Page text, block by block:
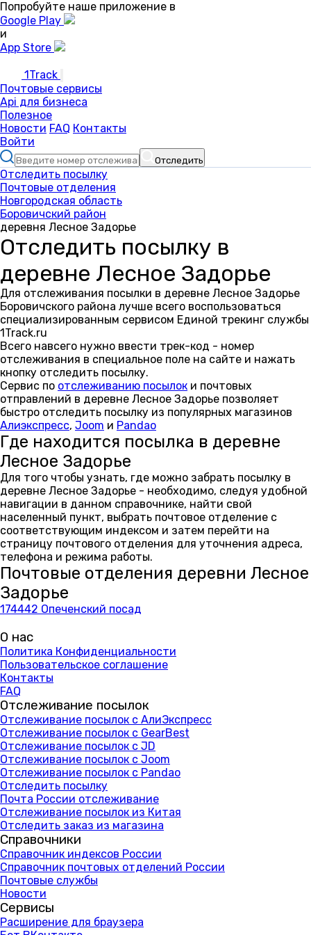
Попробуйте наше приложение в
Google Play
и
App Store
1Track
Почтовые сервисы
Api для бизнеса
Полезное
Новости FAQ Контакты
Войти
Отследить
Отследить посылку
Почтовые отделения
Новгородская область
Боровичский район
деревня Лесное Задорье
Отследить посылку в
деревне Лесное Задорье
Для отслеживания посылки в деревне Лесное Задорье
Боровичского района лучше всего воспользоваться
специализированным сервисом Единой трекинг службы
1Track.ru
Всего навсего нужно ввести трек-код - номер
отслеживания в специальное поле на сайте и нажать
кнопку отследить посылку.
Сервис по отслеживанию посылок и почтовых
отправлений в деревне Лесное Задорье позволяет
быстро отследить посылку из популярных магазинов
Алиэкспресс, Joom и Pandao
Где находится посылка в деревне
Лесное Задорье
Для того чтобы узнать, где можно забрать посылку в
деревне Лесное Задорье - необходимо, следуя удобной
навигации в данном справочнике, найти свой
населенный пункт, выбрать почтовое отделение с
соответствующим индексом и затем перейти на
страницу почтового отделения для уточнения адреса,
телефона и режима работы.
Почтовые отделения деревни Лесное
Задорье
174442 Опеченский посад
О нас
Политика Конфиденциальности
Пользовательское соглашение
Контакты
FAQ
Отслеживание посылок
Отслеживание посылок с АлиЭкспресс
Отслеживание посылок с GearBest
Отслеживание посылок с JD
Отслеживание посылок с Joom
Отслеживание посылок с Pandao
Отследить посылку
Почта России отслеживание
Отслеживание посылок из Китая
Отследить заказ из магазина
Справочники
Справочник индексов России
Справочник почтовых отделений России
Почтовые службы
Новости
Сервисы
Расширение для браузера